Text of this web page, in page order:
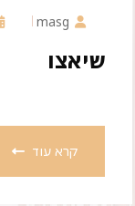
masg
שיאצו
קרא עוד